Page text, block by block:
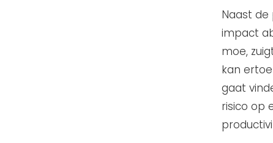
Naast
impact
moe,
kan
gaat
risico op